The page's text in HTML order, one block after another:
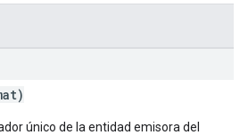
único de la entidad emisora del